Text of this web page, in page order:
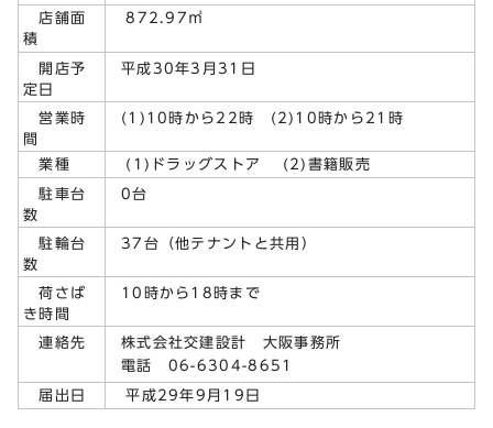
店舗面
積
872.97㎡
開店予
定日
平成30年3月31日
営業時
間
(1)10時から22時 (2)10時から21時
業種 (1)ドラッグストア (2)書籍販売
駐車台
数
0台
駐輪台
数
37台（他テナントと共用）
荷さば
き時間
10時から18時まで
連絡先
株式会社交建設計 大阪事務所
電話 06-6304-8651
届出日 平成29年9月19日